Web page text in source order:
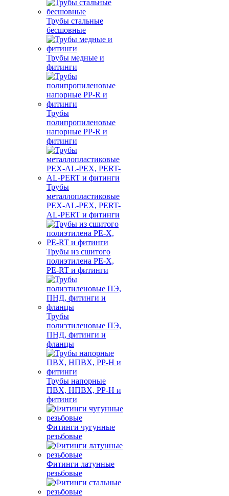
Трубы стальные
бесшовные
Трубы медные и
фитинги
Трубы
полипропиленовые
напорные PP-R и
фитинги
Трубы
металлопластиковые
PEX-AL-PEX, PERT-
AL-PERT и фитинги
Трубы из сшитого
полиэтилена PE-X,
PE-RT и фитинги
Трубы
полиэтиленовые ПЭ,
ПНД, фитинги и
фланцы
Трубы напорные
ПВХ, НПВХ, PP-H и
фитинги
Фитинги чугунные
резьбовые
Фитинги латунные
резьбовые